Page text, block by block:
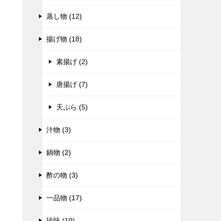
蒸し物 (12)
揚げ物 (18)
素揚げ (2)
唐揚げ (7)
天ぷら (5)
汁物 (3)
鍋物 (2)
酢の物 (3)
一品物 (17)